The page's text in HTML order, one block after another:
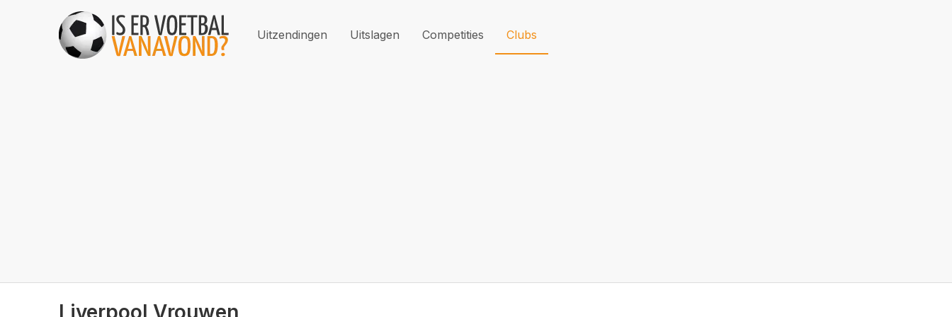
Uitzendingen Uitslagen Competities Clubs
Liverpool Vrouwen